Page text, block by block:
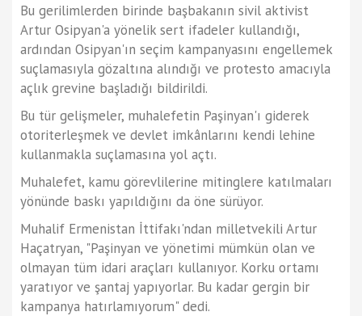
Bu gerilimlerden birinde başbakanın sivil aktivist
Artur Osipyan'a yönelik sert ifadeler kullandığı,
ardından Osipyan'ın seçim kampanyasını engellemek
suçlamasıyla gözaltına alındığı ve protesto amacıyla
açlık grevine başladığı bildirildi.
Bu tür gelişmeler, muhalefetin Paşinyan'ı giderek
otoriterleşmek ve devlet imkânlarını kendi lehine
kullanmakla suçlamasına yol açtı.
Muhalefet, kamu görevlilerine mitinglere katılmaları
yönünde baskı yapıldığını da öne sürüyor.
Muhalif Ermenistan İttifakı'ndan milletvekili Artur
Haçatryan, "Paşinyan ve yönetimi mümkün olan ve
olmayan tüm idari araçları kullanıyor. Korku ortamı
yaratıyor ve şantaj yapıyorlar. Bu kadar gergin bir
kampanya hatırlamıyorum" dedi.